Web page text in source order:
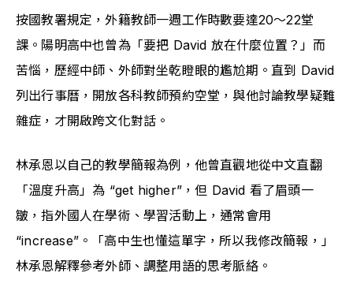
按國教署規定，外籍教師一週工作時數要達20～22堂
課。陽明高中也曾為「要把 David 放在什麼位置？」而
苦惱，歷經中師、外師對坐乾瞪眼的尷尬期。直到 David
列出行事曆，開放各科教師預約空堂，與他討論教學疑難
雜症，才開啟跨文化對話。
林承恩以自己的教學簡報為例，他曾直觀地從中文直翻
「溫度升高」為 “get higher”，但 David 看了眉頭一
皺，指外國人在學術、學習活動上，通常會用
“increase”。「高中生也懂這單字，所以我修改簡報，」
林承恩解釋參考外師、調整用語的思考脈絡。